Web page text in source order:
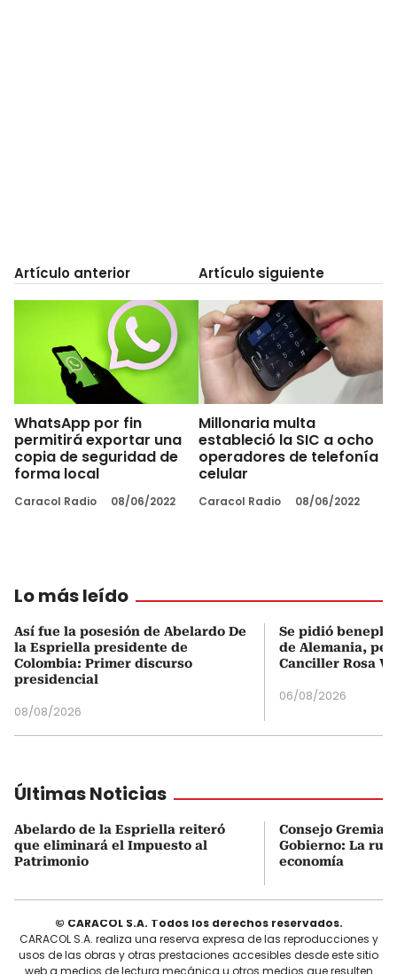
Artículo anterior
WhatsApp por fin
permitirá exportar una
copia de seguridad de
forma local
Caracol Radio 08/06/2022
Artículo siguiente
Millonaria multa
estableció la SIC a ocho
operadores de telefonía
celular
Caracol Radio 08/06/2022
Lo más leído
Así fue la posesión de Abelardo De
la Espriella presidente de
Colombia: Primer discurso
presidencial
08/08/2026
Se pidió
de Alemania,
Canciller Rosa
06/08/2026
Últimas Noticias
Abelardo de la Espriella reiteró
que eliminará el Impuesto al
Patrimonio
Consejo Gremial
Gobierno: La
economía
© CARACOL S.A. Todos los derechos reservados.
CARACOL S.A. realiza una reserva expresa de las reproducciones y
usos de las obras y otras prestaciones accesibles desde este sitio
web a medios de lectura mecánica u otros medios que resulten